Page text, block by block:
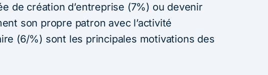
de création d’entreprise (7%) ou devenir
son propre patron avec l’activité
(6/%) sont les principales motivations des